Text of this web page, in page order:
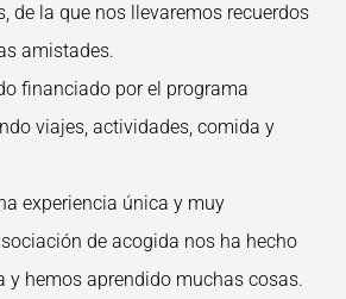
de la que nos llevaremos recuerdos
amistades.
financiado por el programa
viajes, actividades, comida y
experiencia única y muy
de acogida nos ha hecho
y hemos aprendido muchas cosas.